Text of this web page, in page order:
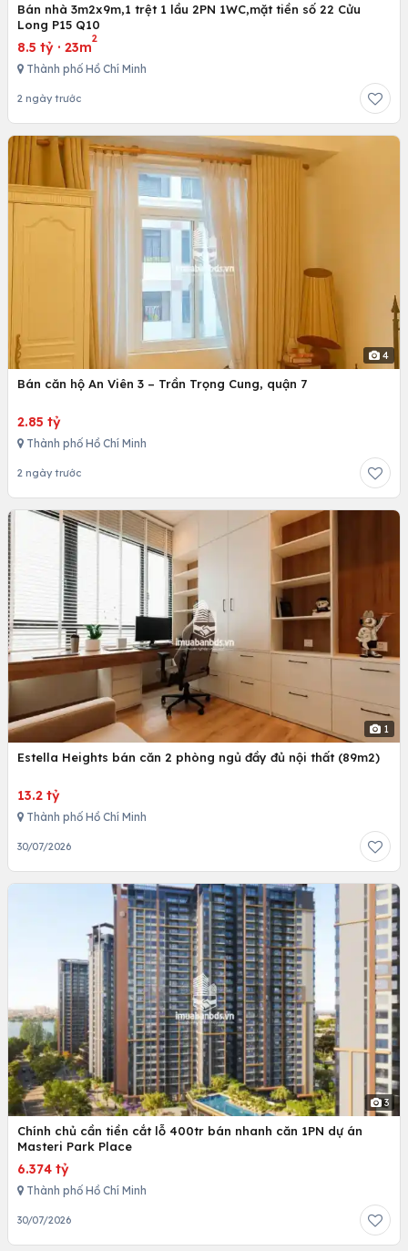
Bán nhà 3m2x9m,1 trệt 1 lầu 2PN 1WC,mặt tiền số 22 Cửu
Long P15 Q10
8.5 tỷ · 23m
2
Thành phố Hồ Chí Minh
2 ngày trước
4
Bán căn hộ An Viên 3 – Trần Trọng Cung, quận 7
2.85 tỷ
Thành phố Hồ Chí Minh
2 ngày trước
1
Estella Heights bán căn 2 phòng ngủ đầy đủ nội thất (89m2)
13.2 tỷ
Thành phố Hồ Chí Minh
30/07/2026
3
Chính chủ cần tiền cắt lỗ 400tr bán nhanh căn 1PN dự án
Masteri Park Place
6.374 tỷ
Thành phố Hồ Chí Minh
30/07/2026